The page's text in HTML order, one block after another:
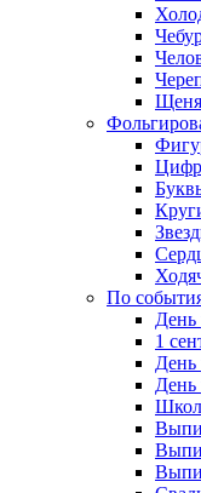
По
День
1
День
День